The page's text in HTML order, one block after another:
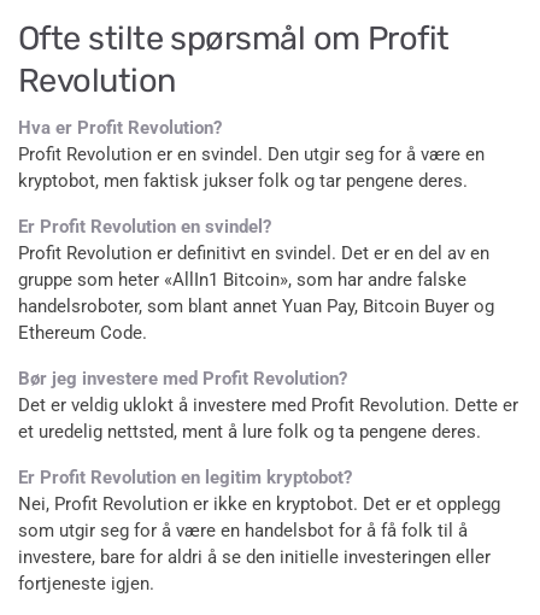
Ofte stilte spørsmål om Profit
Revolution
Hva er Profit Revolution?
Profit Revolution er en svindel. Den utgir seg for å være en
kryptobot, men faktisk jukser folk og tar pengene deres.
Er Profit Revolution en svindel?
Profit Revolution er definitivt en svindel. Det er en del av en
gruppe som heter «AllIn1 Bitcoin», som har andre falske
handelsroboter, som blant annet Yuan Pay, Bitcoin Buyer og
Ethereum Code.
Bør jeg investere med Profit Revolution?
Det er veldig uklokt å investere med Profit Revolution. Dette er
et uredelig nettsted, ment å lure folk og ta pengene deres.
Er Profit Revolution en legitim kryptobot?
Nei, Profit Revolution er ikke en kryptobot. Det er et opplegg
som utgir seg for å være en handelsbot for å få folk til å
investere, bare for aldri å se den initielle investeringen eller
fortjeneste igjen.